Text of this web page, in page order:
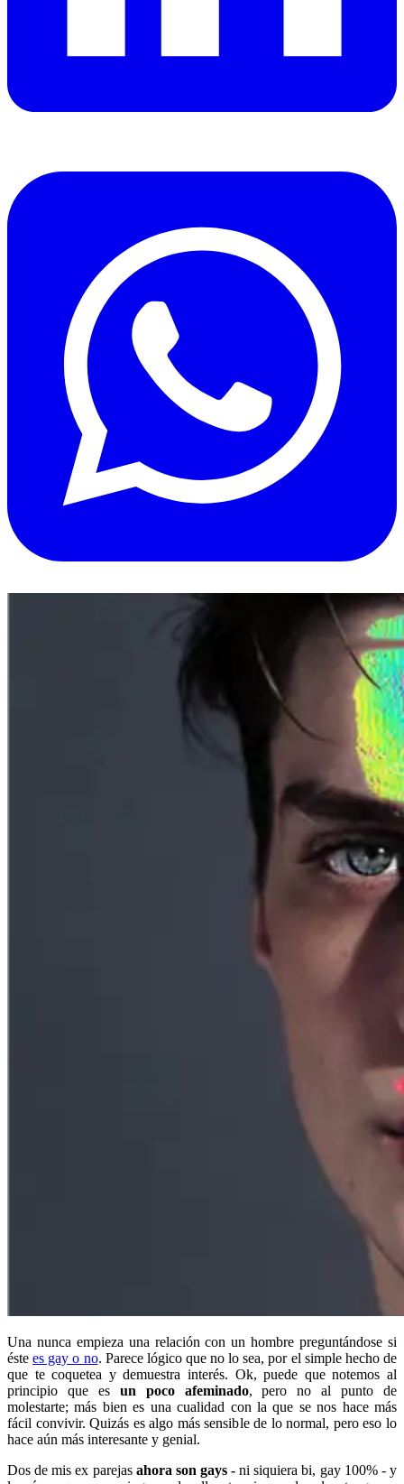
Una nunca empieza una relación con un hombre preguntándose si
éstees gay o no. Parece lógico que no lo sea, por el simple hecho de
que te coquetea y demuestra interés. Ok, puede que notemos al
principio que es un poco afeminado, pero no al punto de
molestarte; más bien es una cualidad con la que se nos hace más
fácil convivir. Quizás es algo más sensible de lo normal, pero eso lo
hace aún más interesante y genial.
Dos de mis ex parejas ahora son gays -ni siquiera bi, gay 100% - y